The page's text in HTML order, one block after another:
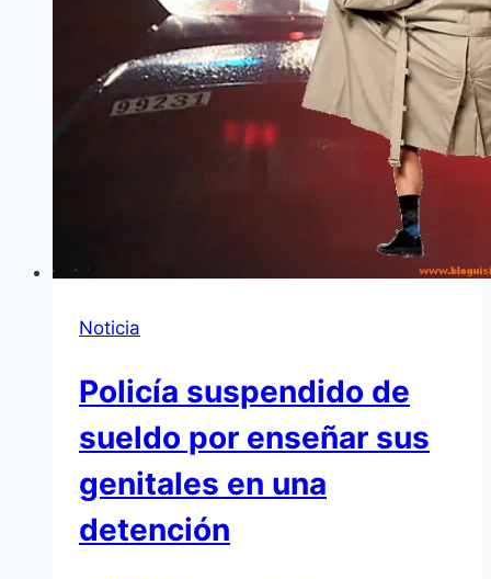
Noticia
Policía suspendido de
sueldo por enseñar sus
genitales en una
detención